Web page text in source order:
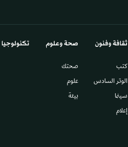
ثقافة وفنون
كتب
الوتر السادس​
سينما
إعلام
صحة وعلوم
صحتك
علوم
بيئة
تكنولوجيا